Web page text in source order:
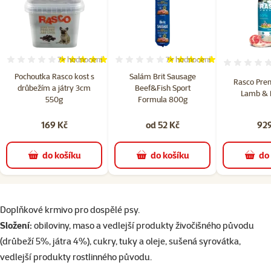
Pochoutka Rasco kost s
drůbežím a játry 3cm
550g
Hodnocení 100%, počet hodnocení: 7
7×hodnocení
169 Kč
do košíku
Salám Brit Sausage
Beef&Fish Sport
Formula 800g
Hodnocení 97%, počet
7×hodnocení
od 52 Kč
do košíku
Rasco
Lamb &
superzoo.product.detail.content
Doplňkové krmivo pro dospělé psy.
Složení: obiloviny, maso a vedlejší produkty živočišného původu
(drůbeží 5%, játra 4%), cukry, tuky a oleje, sušená syrovátka,
vedlejší produkty rostlinného původu.